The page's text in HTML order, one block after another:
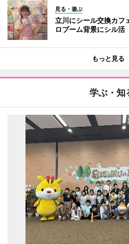
見る・遊ぶ
立川にシール交換カ
ロブーム背景にシル活
もっと見る
学ぶ・知